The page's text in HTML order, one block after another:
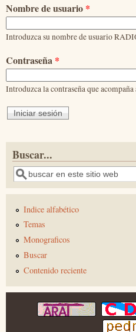
Nombre de usuario *
Introduzca su nombre de usuario
Contraseña *
Introduzca la contraseña que
Buscar...
Buscar
Indice alfabético
Temas
Monograficos
Buscar
Contenido reciente